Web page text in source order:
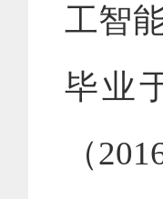
工智
毕业
（